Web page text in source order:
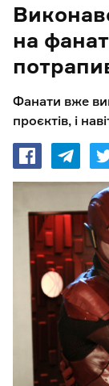
на
Фанати вже
проєктів, і